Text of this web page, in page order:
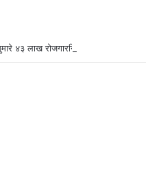
लाख रोजगारनिर्मिती – उद्योगमंत्री